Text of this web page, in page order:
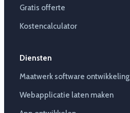
Gratis offerte
Kostencalculator
Diensten
Maatwerk software ontwikkeling
Webapplicatie laten maken